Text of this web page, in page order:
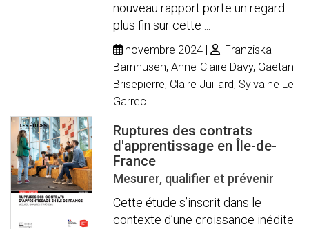
nouveau rapport porte un regard
plus fin sur cette ...
novembre 2024
Franziska
Barnhusen, Anne-Claire Davy, Gaëtan
Brisepierre, Claire Juillard, Sylvaine Le
Garrec
Ruptures des contrats
d'apprentissage en Île-de-
France
Mesurer, qualifier et prévenir
Cette étude s’inscrit dans le
contexte d’une croissance inédite